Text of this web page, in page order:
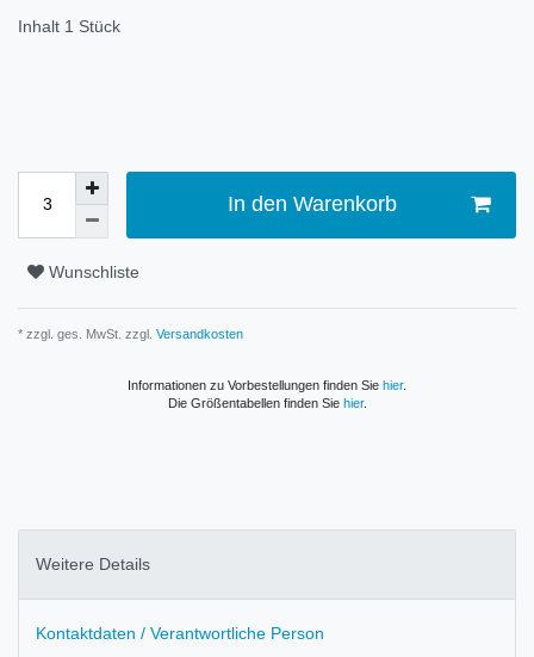
Inhalt 1 Stück
In den Warenkorb
Wunschliste
* zzgl. ges. MwSt. zzgl. Versandkosten
Informationen zu Vorbestellungen finden Sie hier.
Die Größentabellen finden Sie hier.
Weitere Details
Kontaktdaten / Verantwortliche Person